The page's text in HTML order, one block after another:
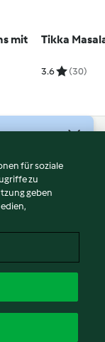
mit
Tikka
3.6 (30)
für soziale
zu
geben